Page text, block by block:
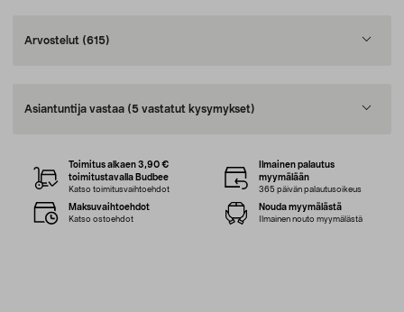
Arvostelut (615)
Asiantuntija vastaa (5 vastatut kysymykset)
Toimitus alkaen 3,90 €
toimitustavalla Budbee
Katso toimitusvaihtoehdot
Ilmainen palautus
myymälään
365 päivän palautusoikeus
Maksuvaihtoehdot
Katso ostoehdot
Nouda myymälästä
Ilmainen nouto myymälästä